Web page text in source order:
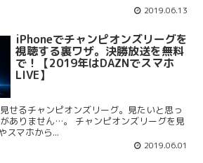
2019.06.13
iPhoneでチャンピオンズリーグを
視聴する裏ワザ。決勝放送を無料
で！【2019年はDAZNでスマホ
LIVE】
せるチャンピオンズリーグ。見たいと思っ
ありません…。 チャンピオンズリーグを見
スマホから...
2019.06.01